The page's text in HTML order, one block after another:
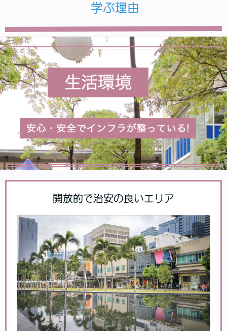
学ぶ理由
開放的で治安の良いエリア